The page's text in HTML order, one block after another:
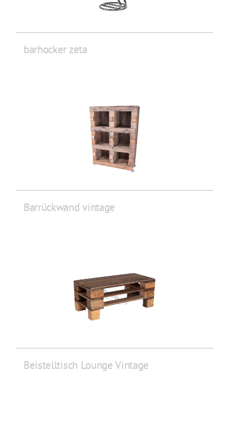
barhocker zeta
Barrückwand vintage
Beistelltisch Lounge Vintage